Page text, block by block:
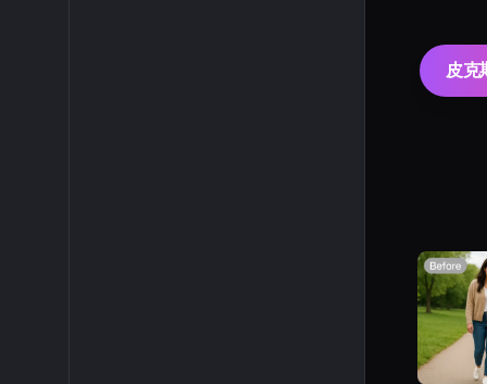
皮克